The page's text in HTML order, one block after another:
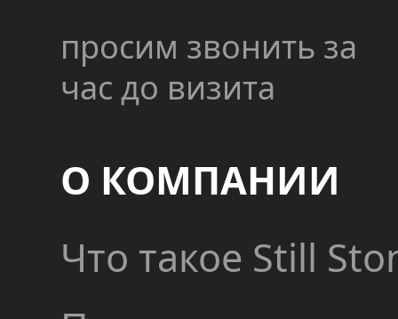
просим звонить за
час до визита
О КОМПАНИИ
Что такое Still